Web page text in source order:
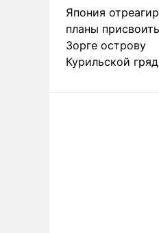
Япония
планы
Зорге острову
Курильской